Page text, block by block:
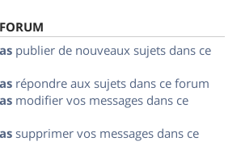
publier de nouveaux sujets dans ce
répondre aux sujets dans ce forum
modifier vos messages dans ce
supprimer vos messages dans ce